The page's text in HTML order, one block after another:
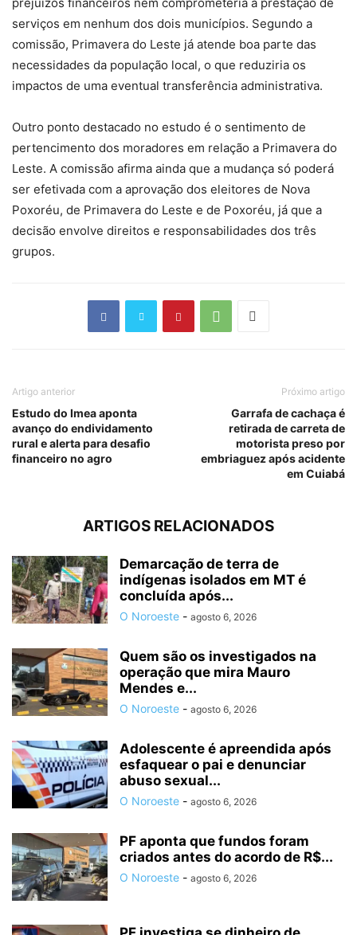
serviços em nenhum dos dois municípios. Segundo a
comissão, Primavera do Leste já atende boa parte das
necessidades da população local, o que reduziria os
impactos de uma eventual transferência administrativa.
Outro ponto destacado no estudo é o sentimento de
pertencimento dos moradores em relação a Primavera do
Leste. A comissão afirma ainda que a mudança só poderá
ser efetivada com a aprovação dos eleitores de Nova
Poxoréu, de Primavera do Leste e de Poxoréu, já que a
decisão envolve direitos e responsabilidades dos três
grupos.
Artigo anterior
Estudo do Imea aponta
avanço do endividamento
rural e alerta para desafio
financeiro no agro
Próximo artigo
Garrafa de cachaça é
retirada de carreta de
motorista preso por
embriaguez após acidente
em Cuiabá
ARTIGOS RELACIONADOS
Demarcação de terra de
indígenas isolados em MT é
concluída após...
O Noroeste - agosto 6, 2026
Quem são os investigados na
operação que mira Mauro
Mendes e...
O Noroeste - agosto 6, 2026
Adolescente é apreendida após
esfaquear o pai e denunciar
abuso sexual...
O Noroeste - agosto 6, 2026
PF aponta que fundos foram
criados antes do acordo de R$...
O Noroeste - agosto 6, 2026